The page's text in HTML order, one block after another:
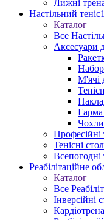
Лижні
Настільний теніс
Каталог
Все
Аксесуари
М'ячі
Чохли
Професійні
Тенісні
Всепогодні
Реабілітаційне
Каталог
Все
Інверсійні